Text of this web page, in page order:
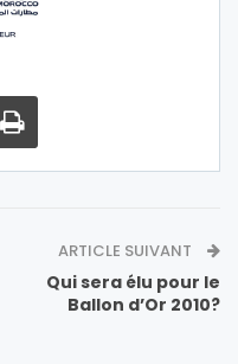
ARTICLE SUIVANT
Qui sera élu pour le
Ballon d’Or 2010?